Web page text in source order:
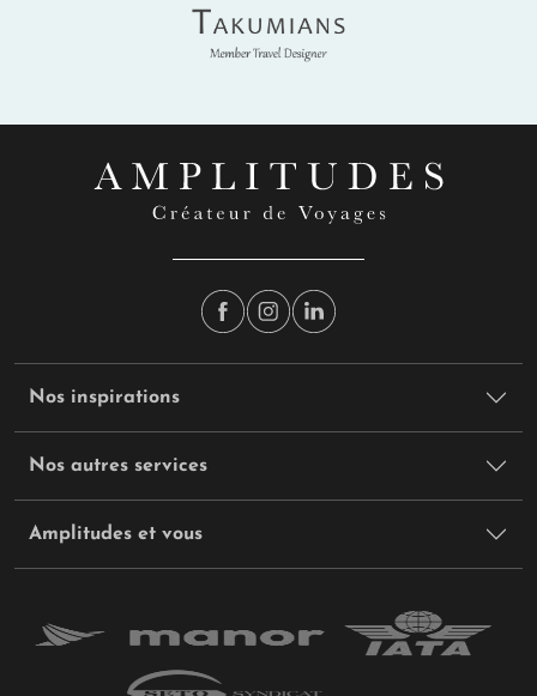
Takumians
Nos inspirations
Nos autres services
Amplitudes et vous